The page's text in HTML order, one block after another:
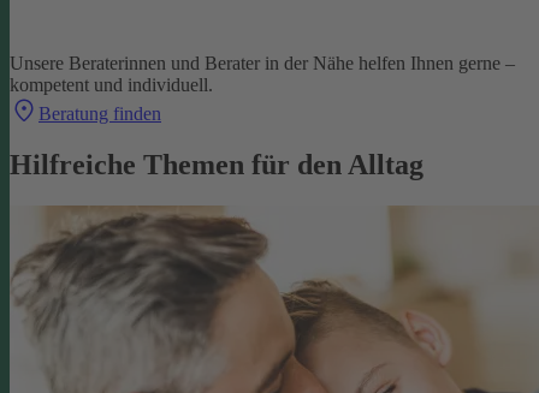
Unsere Beraterinnen und Berater in der Nähe helfen Ihnen gerne –
kompetent und individuell.
Beratung finden
Hilfreiche Themen für den Alltag